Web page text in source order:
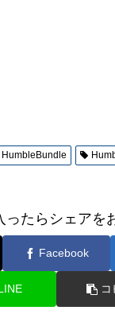
HumbleBundle
ったらシェアを
Facebook
コ